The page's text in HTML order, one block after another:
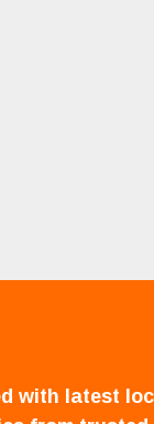
with latest